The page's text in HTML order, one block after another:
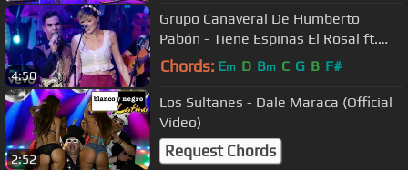
4:50
Grupo Cañaveral De Humberto
Pabón - Tiene Espinas El Rosal ft.
Jenny And The Mexicats (Live)
Chords: Em D Bm C G B F#
2:52
Los Sultanes - Dale Maraca (Official
Video)
Request Chords